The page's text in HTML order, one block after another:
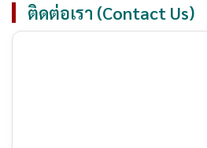
ติดต่อเรา (Contact Us)